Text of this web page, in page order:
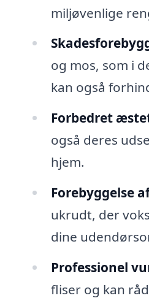
miljøvenlige
og mos, som i
kan også
Forbedret
også deres
hjem.
Forebyggelse
ukrudt, der
dine
Professionel
fliser og kan